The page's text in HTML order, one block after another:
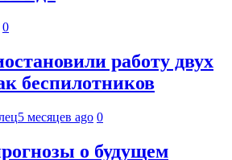
0
работу двух
беспилотников
5 месяцев ago 0
о будущем